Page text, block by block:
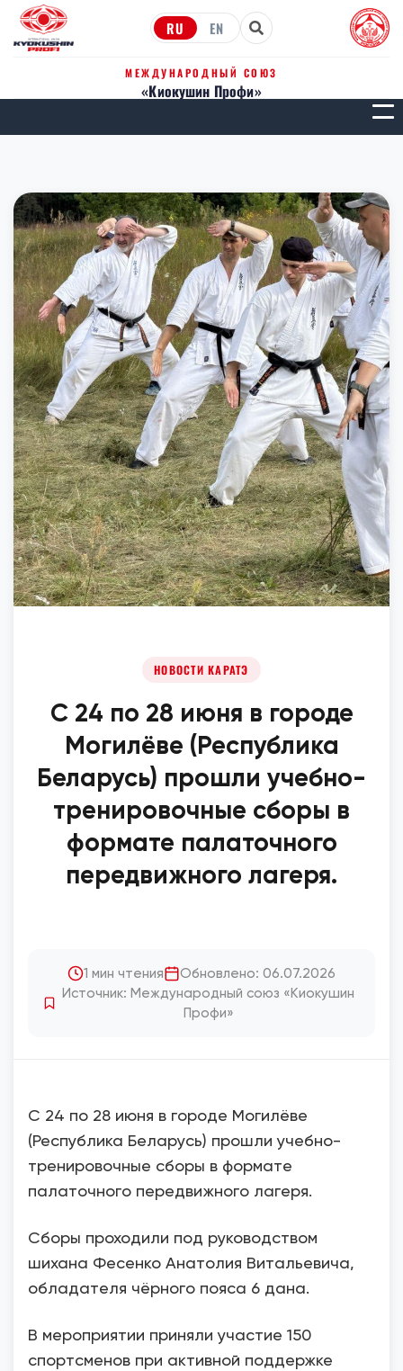
RU EN
МЕЖДУНАРОДНЫЙ СОЮЗ
«Киокушин Профи»
НОВОСТИ КАРАТЭ
С 24 по 28 июня в городе
Могилёве (Республика
Беларусь) прошли учебно-
тренировочные сборы в
формате палаточного
передвижного лагеря.
1 мин чтения
Обновлено: 06.07.2026
Источник: Международный союз «Киокушин
Профи»
С 24 по 28 июня в городе Могилёве
(Республика Беларусь) прошли учебно-
тренировочные сборы в формате
палаточного передвижного лагеря.
Сборы проходили под руководством
шихана Фесенко Анатолия Витальевича,
обладателя чёрного пояса 6 дана.
В мероприятии приняли участие 150
спортсменов при активной поддержке